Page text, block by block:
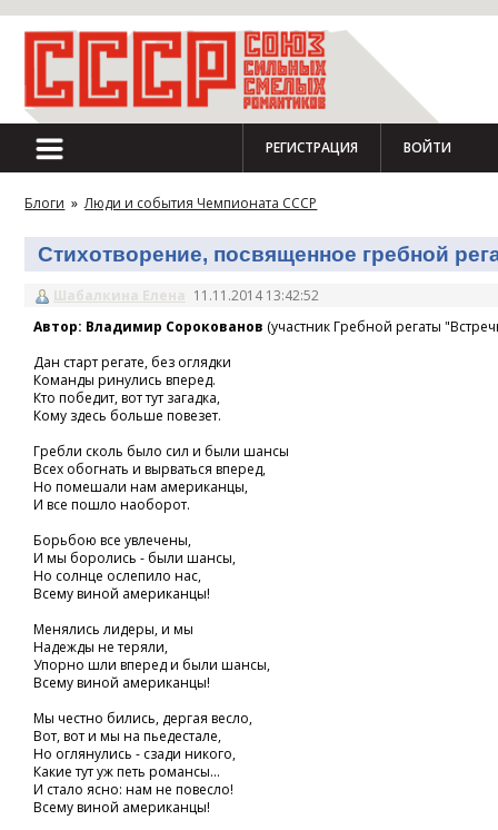
РЕГИСТРАЦИЯ ВОЙТИ
Блоги » Люди и события Чемпионата СССР
Стихотворение, посвященное гребной
Шабалкина Елена 11.11.2014 13:42:52
Автор: Владимир Сорокованов (участник Гребной регаты
Дан старт регате, без оглядки
Команды ринулись вперед.
Кто победит, вот тут загадка,
Кому здесь больше повезет.
Гребли сколь было сил и были шансы
Всех обогнать и вырваться вперед,
Но помешали нам американцы,
И все пошло наоборот.
Борьбою все увлечены,
И мы боролись - были шансы,
Но солнце ослепило нас,
Всему виной американцы!
Менялись лидеры, и мы
Надежды не теряли,
Упорно шли вперед и были шансы,
Всему виной американцы!
Мы честно бились, дергая весло,
Вот, вот и мы на пьедестале,
Но оглянулись - сзади никого,
Какие тут уж петь романсы...
И стало ясно: нам не повесло!
Всему виной американцы!